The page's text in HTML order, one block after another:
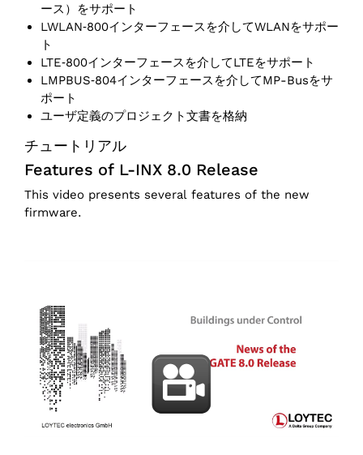
ース）をサポート
LWLAN‑800インターフェースを介してWLANをサポー
ト
LTE‑800インターフェースを介してLTEをサポート
LMPBUS‑804インターフェースを介してMP-Busをサ
ポート
ユーザ定義のプロジェクト文書を格納
チュートリアル
Features of L-INX 8.0 Release
This video presents several features of the new
firmware.